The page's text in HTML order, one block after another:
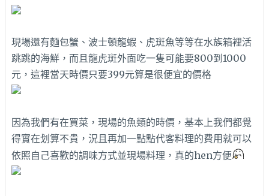
現場還有麵包蟹、波士頓龍蝦、虎斑魚等等在水族箱裡活
跳跳的海鮮，而且龍虎斑外面吃一隻可能要800到1000
元，這裡當天時價只要399元算是很便宜的價格
因為我們有在買菜，現場的魚類的時價，基本上我們都覺
得實在划算不貴，況且再加一點點代客料理的費用就可以
依照自己喜歡的調味方式並現場料理，真的hen方便